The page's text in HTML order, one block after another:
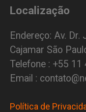
Localização
Endereço: Av.
Cajamar São
Telefone : +55
Email :
Política de